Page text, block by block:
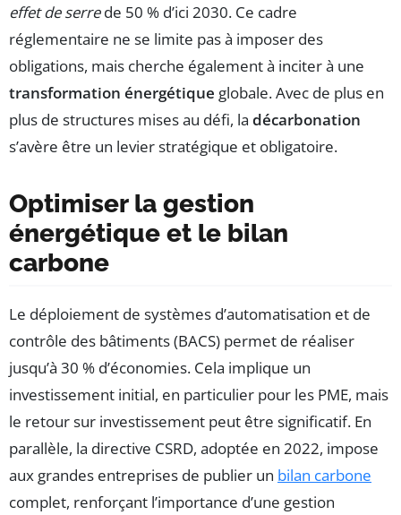
effet de serrede 50 % d’ici 2030. Ce cadre
réglementaire ne se limite pas à imposer des
obligations, mais cherche également à inciter à une
transformation énergétique globale. Avec de plus en
plus de structures mises au défi, la décarbonation
s’avère être un levier stratégique et obligatoire.
Optimiser la gestion
énergétique et le bilan
carbone
Le déploiement de systèmes d’automatisation et de
contrôle des bâtiments (BACS) permet de réaliser
jusqu’à 30 % d’économies. Cela implique un
investissement initial, en particulier pour les PME, mais
le retour sur investissement peut être significatif. En
parallèle, la directive CSRD, adoptée en 2022, impose
aux grandes entreprises de publier un bilan carbone
complet, renforçant l’importance d’une gestion